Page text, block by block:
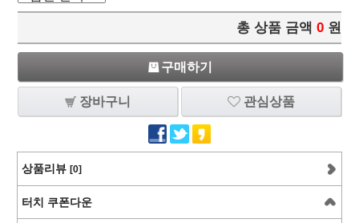
총 상품 금액 0 원
구매하기
장바구니 관심상품
상품리뷰 [0]
터치 쿠폰다운